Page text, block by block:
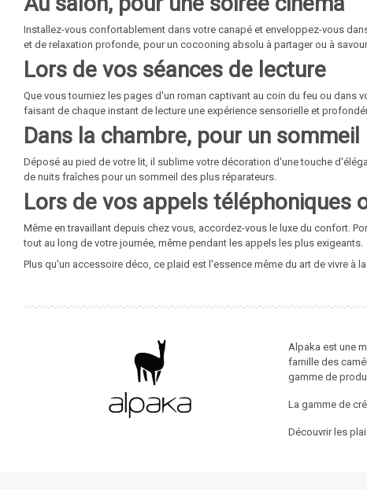
Installez-vous confortablement dans votre canapé et enveloppez-vous
et de relaxation profonde, pour un cocooning absolu à partager ou à
Lors de vos séances de lecture
Que vous tourniez les pages d'un roman captivant au coin du feu ou dans
faisant de chaque instant de lecture une expérience sensorielle et
Dans la chambre, pour un
Déposé au pied de votre lit, il sublime votre décoration d'une touche
de nuits fraîches pour un sommeil des plus réparateurs.
Lors de vos appels téléphoniques
Même en travaillant depuis chez vous, accordez-vous le luxe du confort.
tout au long de votre journée, même pendant les appels les plus exigeants.
Plus qu'un accessoire déco, ce plaid est l'essence même du art de vivre à
Alpaka est une
famille des
gamme de
La gamme de
Découvrir les